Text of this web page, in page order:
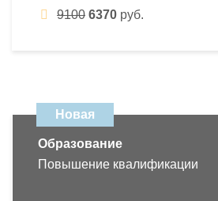
9100 6370 руб.
Новая
Образование
Повышение квалификации